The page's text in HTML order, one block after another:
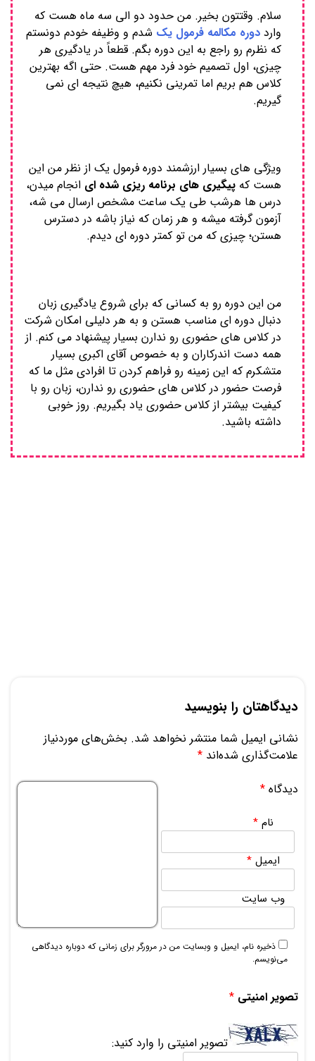
سلام. وقتتون بخیر. من حدود دو الی سه ماه هست که
وارد دوره مکالمه فرمول یک شدم و وظیفه خودم دونستم
که نظرم رو راجع به این دوره بگم. قطعاً در یادگیری هر
چیزی، اول تصمیم خود فرد مهم هست. حتی اگه بهترین
کلاس هم بریم اما تمرینی نکنیم، هیچ نتیجه ای نمی
گیریم.
ویژگی های بسیار ارزشمند دوره فرمول یک از نظر من این
هست که پیگیری های برنامه ریزی شده ای انجام میدن،
درس ها هرشب طی یک ساعت مشخص ارسال می شه،
آزمون گرفته میشه و هر زمان که نیاز باشه در دسترس
هستن؛ چیزی که من تو کمتر دوره ای دیدم.
من این دوره رو به کسانی که برای شروع یادگیری زبان
دنبال دوره ای مناسب هستن و به هر دلیلی امکان شرکت
در کلاس های حضوری رو ندارن بسیار پیشنهاد می کنم. از
همه دست اندرکاران و به خصوص آقای اکبری بسیار
متشکرم که این زمینه رو فراهم کردن تا افرادی مثل ما که
فرصت حضور در کلاس های حضوری رو ندارن، زبان رو با
کیفیت بیشتر از کلاس حضوری یاد بگیریم. روز خوبی
داشته باشید.
دیدگاهتان را بنویسید
نشانی ایمیل شما منتشر نخواهد شد. بخش‌های موردنیاز
علامت‌گذاری شده‌اند *
دیدگاه *
نام*
ایمیل*
وب‌ سایت
ذخیره نام، ایمیل و وبسایت من در مرورگر برای زمانی که دوباره دیدگاهی
می‌نویسم.
تصویر امنیتی *
تصویر امنیتی را وارد کنید: